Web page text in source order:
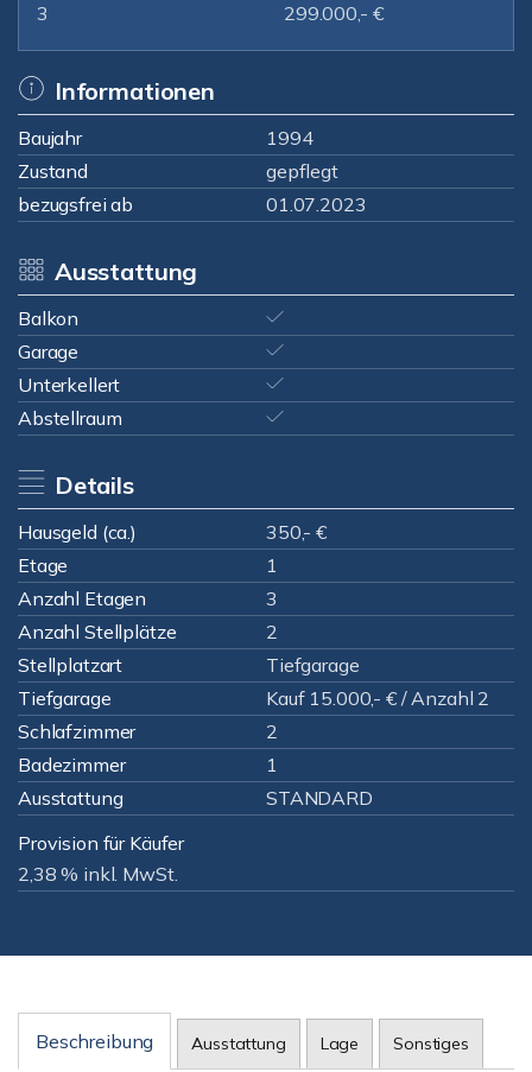
3
299.000,- €
Informationen
Baujahr
1994
Zustand
gepflegt
bezugsfrei ab
01.07.2023
Ausstattung
Balkon
Garage
Unterkellert
Abstellraum
Details
Hausgeld (ca.)
350,- €
Etage
1
Anzahl Etagen
3
Anzahl Stellplätze
2
Stellplatzart
Tiefgarage
Tiefgarage
Kauf 15.000,- € / Anzahl 2
Schlafzimmer
2
Badezimmer
1
Ausstattung
STANDARD
Provision für Käufer
2,38 % inkl. MwSt.
Beschreibung Ausstattung Lage Sonstiges